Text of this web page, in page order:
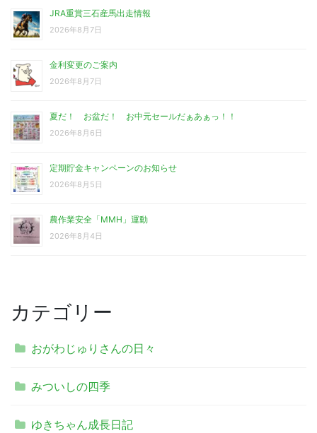
JRA重賞三石産馬出走情報
2026年8月7日
金利変更のご案内
2026年8月7日
夏だ！ お盆だ！ お中元セールだぁあぁっ！！
2026年8月6日
定期貯金キャンペーンのお知らせ
2026年8月5日
農作業安全「MMH」運動
2026年8月4日
カテゴリー
おがわじゅりさんの日々
みついしの四季
ゆきちゃん成長日記